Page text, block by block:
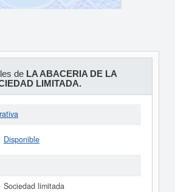
de LA ABACERIA DE LA
LIMITADA.
Disponible
Sociedad limitada